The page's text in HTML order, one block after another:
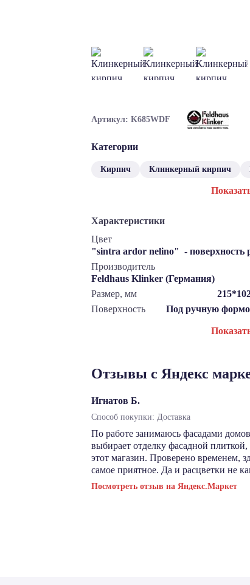
Артикул: K685WDF
Категории
Кирпич Клинкерный кирпич
Характеристики
Цвет
"sintra ardor nelino" - поверхность
Производитель
Feldhaus Klinker (Германия)
Размер, мм
Поверхность
Под ручную
Отзывы с Яндекс
Игнатов Б.
Способ покупки: Доставка
По работе занимаюсь фасадами
выбирает отделку фасадной
этот магазин. Проверено временем,
самое приятное. Да и расцветки не
Посмотреть отзыв на Яндекс.Маркет